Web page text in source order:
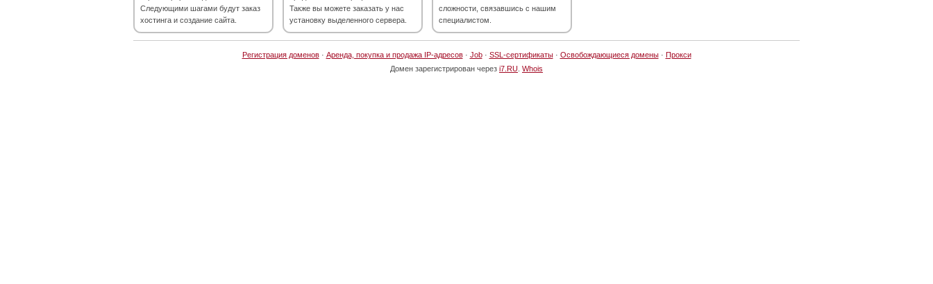
Следующими шагами будут заказ
хостинга и создание сайта.
Также вы можете заказать у нас
установку выделенного сервера.
сложности, связавшись с нашим
специалистом.
Регистрация доменов· Аренда, покупка и продажа IP-адресов· Job· SSL-сертификаты· Освобождающиеся домены· Прокси
Домен зарегистрирован через i7.RU Whois